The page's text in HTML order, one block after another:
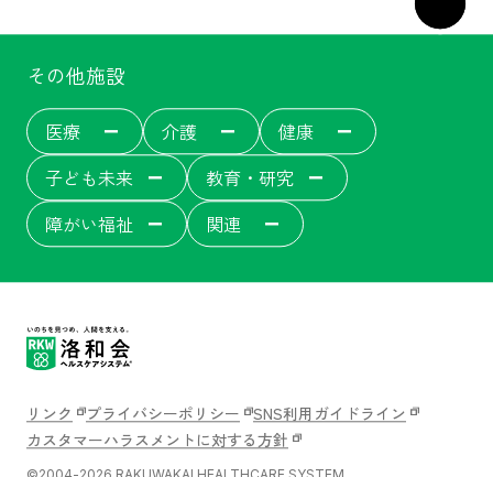
その他施設
医療 介護
健康
子ども未来
教育・研究
障がい福祉
関連
洛和会音羽病院
洛和会丸太町病院
洛和会音羽リハビリテーション病院
洛和会東寺南クリニック
丸太町リハビリテーションクリニック
淀みづクリニック
介護サービス
介護付有料老人ホーム
洛和会医療介護サービスセンター
居宅介護支援事業
洛和ヘルパーステーション
洛和デイセンター
洛和グループホーム
洛和小規模多機能サービス
洛和会音羽病院健診センター
洛和メディカルスポーツ京都丸太町
洛和東桂坂保育園
洛和桂小規模保育園
守山市立吉身保育園
守山市立よしみ乳児保育園
京都市花山児童館
京都市深草児童館
洛和山科小山児童園てくてく親子教室
洛和会京都看護学校
洛和会京都医学教育センター
洛和会学術支援センター
障がい者福祉施設 障がい者就労支援事業所
居宅介護支援事業[ウェルネット]
障がい者労働支援事業
リンク プライバシーポリシー
SNS利用ガイドライン
カスタマーハラスメントに対する方針